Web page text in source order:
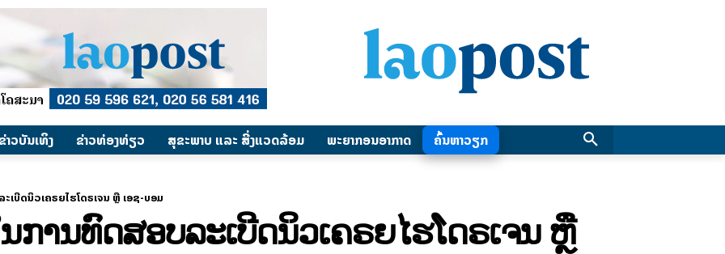
າວບັນເທິງ ​ຂ່າວທ່ອງທ່ຽວ ສຸຂະພາບ ແລະ ສີ່ງແວດລ້ອມ ພະຍາກອນອາກາດ ຄົ້ນຫາວຽກ
ເບີດນິວເຄຣຍໄຮໂດຣເຈນ ຫຼື ເອຊ-ບອມ
ການທົດສອບລະເບີດນິວເຄຣຍໄຮໂດຣເຈນ ຫຼື